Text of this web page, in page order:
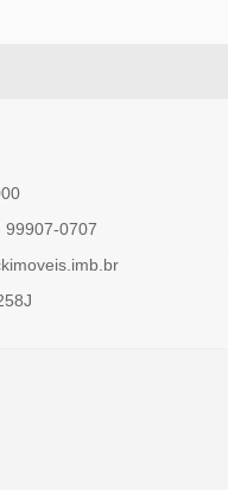
99907-0707